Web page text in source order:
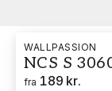
WALLPASSION
NCS S
fra 189 kr.